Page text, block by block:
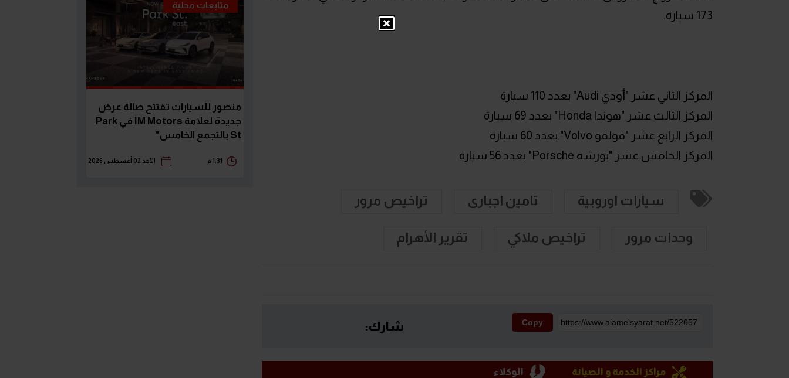
173 سيارة.
المركز الثاني عشر "أودي Audi" بعدد 110 سيارة
المركز الثالث عشر "هوندا Honda" بعدد 69 سيارة
المركز الرابع عشر "فولفو Volvo" بعدد 60 سيارة
المركز الخامس عشر "بورشه Porsche" بعدد 56 سيارة
سيارات اوروبية تامين اجبارى تراخيص مرور
وحدات مرور تراخيص ملاكي تقرير الأهرام
Copy شارك:
مراكز الخدمة و الصيانة الوكلاء
متابعات محلية
منصور للسيارات تفتتح صالة عرض
جديدة لعلامة IM Motors في Park
St بالتجمع الخامس"
1:31 م الأحد 02 أغسطس 2026